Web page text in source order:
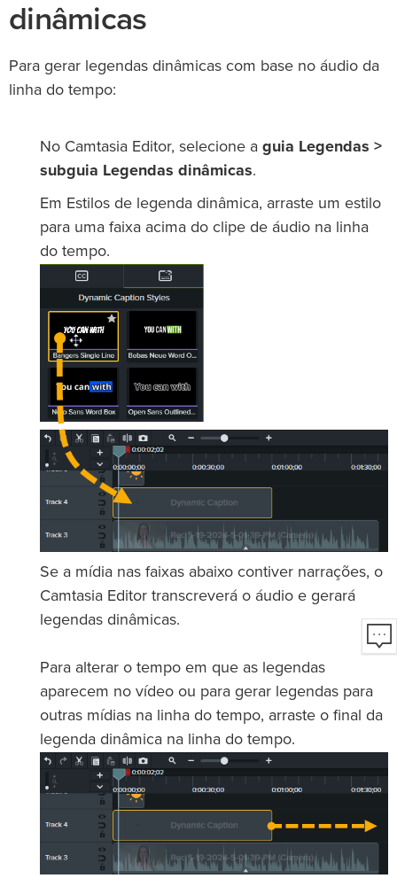
dinâmicas
Para gerar legendas dinâmicas com base no áudio da
linha do tempo:
No Camtasia Editor, selecione a guia Legendas >
subguia Legendas dinâmicas.
Em Estilos de legenda dinâmica, arraste um estilo
para uma faixa acima do clipe de áudio na linha
do tempo.
Se a mídia nas faixas abaixo contiver narrações, o
Camtasia Editor transcreverá o áudio e gerará
legendas dinâmicas.
Para alterar o tempo em que as legendas
aparecem no vídeo ou para gerar legendas para
outras mídias na linha do tempo, arraste o final da
legenda dinâmica na linha do tempo.